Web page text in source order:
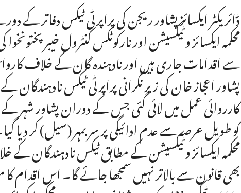
ڈائریکٹر ایکسائز پشاور ریجن کی پراپرٹی ٹیکس دفاتر
محکمہ ایکسائز و ٹیکسیشن اور نارکوٹکس کنٹرول
سے اقدامات جاری ہیں اور نادہندہ گان کے خلاف
کارروائی عمل میں لائی گئی جس کے دوران پشاور شہر کے
کو طویل عرصہ سے عدم ادائیگی پر سربمہر (سیل) کر دیا
محکمہ ایکسائز و ٹیکسیشن کے مطابق ٹیکس نادہندگان کے
بھی قانون سے بالاتر نہیں سمجھا جائے گا۔ اس اقدام